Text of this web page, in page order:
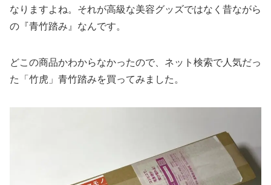
なりますよね。それが高級な美容グッズではなく昔ながら
の『青竹踏み』なんです。
どこの商品かわからなかったので、ネット検索で人気だっ
た「竹虎」青竹踏みを買ってみました。